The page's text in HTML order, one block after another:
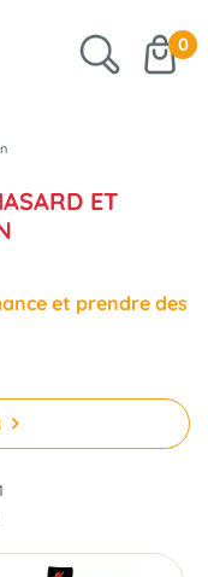
0
ET
et prendre des